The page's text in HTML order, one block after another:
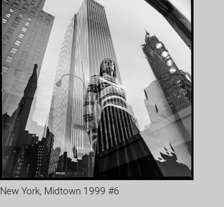
New York, Midtown 1999 #6